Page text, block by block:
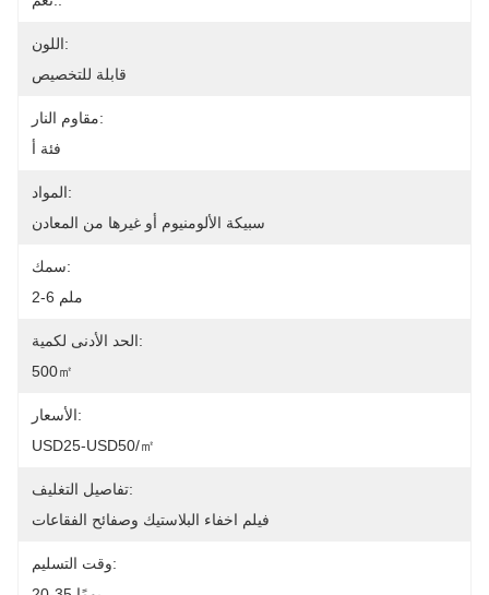
اللون:
قابلة للتخصيص
مقاوم النار:
فئة أ
المواد:
سبيكة الألومنيوم أو غيرها من المعادن
سمك:
2-6 ملم
الحد الأدنى لكمية:
500㎡
الأسعار:
USD25-USD50/㎡
تفاصيل التغليف:
فيلم اخفاء البلاستيك وصفائح الفقاعات
وقت التسليم: